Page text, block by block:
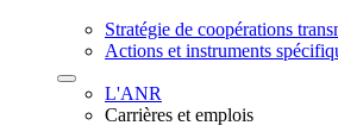
Stratégie de coopérations
Actions et instruments
L'ANR
Carrières et emplois